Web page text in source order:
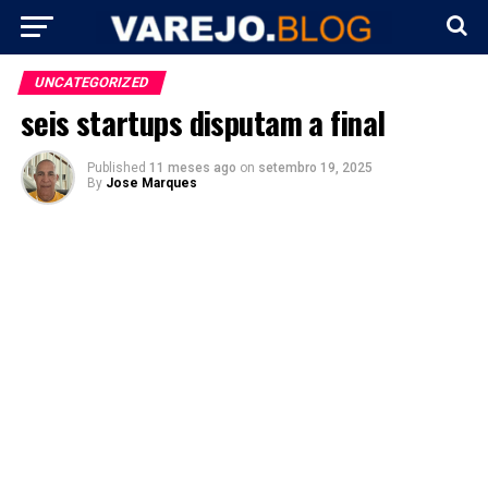
UNCATEGORIZED
seis startups disputam a final
Published 11 meses ago on setembro 19, 2025
By Jose Marques